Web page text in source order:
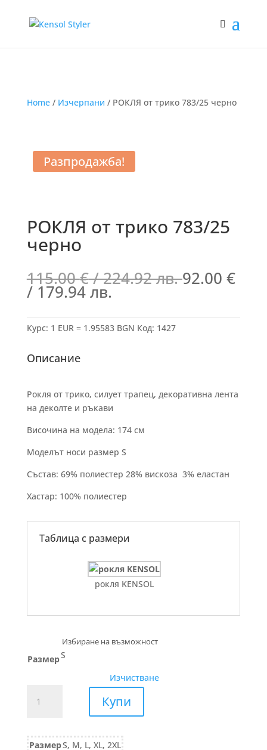
Home/ Изчерпани / РОКЛЯ от трико 783/25 черно
Разпродажба!
РОКЛЯ от трико 783/25
черно
115.00€/ 224.92 лв.92.00 €
/ 179.94 лв.
Курс: 1 EUR = 1.95583 BGN Код: 1427
Описание
Рокля от трико, силует трапец, декоративна лента
на деколте и ръкави
Височина на модела: 174 см
Моделът носи размер S
Състав: 69% полиестер 28% вискоза 3% еластан
Хастар: 100% полиестер
Таблица с размери
рокля KENSOL
РазмерS
Изчистване
трико
Купи
РазмерS, M, L, XL, 2XL